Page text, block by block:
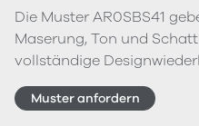
Die Muster AR0SBS41
Maserung, Ton und
vollständige
Muster anfordern